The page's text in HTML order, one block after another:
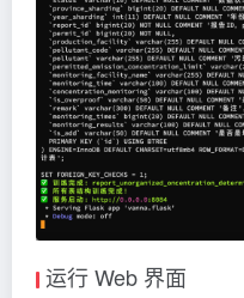
运行 Web 界面